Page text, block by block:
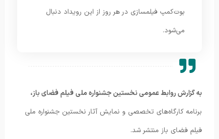
بوت‌کمپ فیلمسازی در هر روز از این رویداد دنبال
می‌شود.
به گزارش روابط عمومی نخستین جشنواره ملی فیلم فضای باز،
برنامه کارگاه‌های تخصصی و نمایش آثار نخستین جشنواره ملی
فیلم فضای باز منتشر شد.